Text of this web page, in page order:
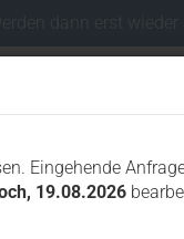
Eingehende
19.08.2026
Sprache auswählen
dann erst wieder